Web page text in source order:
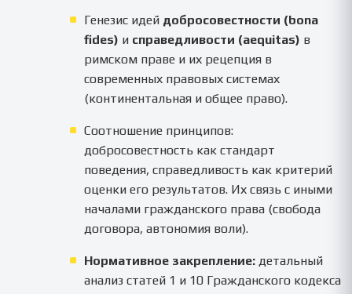
Генезис идей добросовестности (bona
fides) и справедливости (aequitas) в
римском праве и их рецепция в
современных правовых системах
(континентальная и общее право).
Соотношение принципов:
добросовестность как стандарт
поведения, справедливость как критерий
оценки его результатов. Их связь с иными
началами гражданского права (свобода
договора, автономия воли).
Нормативное закрепление: детальный
анализ статей 1 и 10 Гражданского кодекса